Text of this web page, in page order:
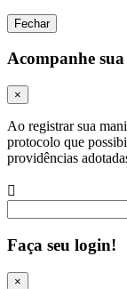
Fechar
Acompanhe
×
Ao registrar sua
protocolo que
providências
Faça seu login!
×